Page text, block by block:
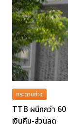
กระดานข่าว
TTB ผนึกกว่า
เงินคืน-ส่วนลด